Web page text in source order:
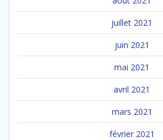
juillet 2021
juin 2021
mai 2021
avril 2021
mars 2021
février 2021